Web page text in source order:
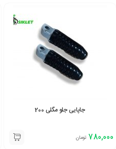
جاپایی جلو مگلی 200
780,000 تومان